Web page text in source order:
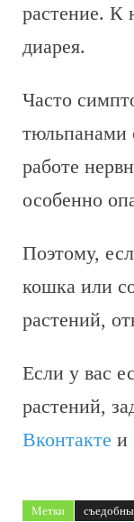
растение. К
диарея.
Часто
тюльпанами
работе
особенно
Поэтому,
кошка или
растений,
Если у вас
растений,
Вконтакте и
Метки